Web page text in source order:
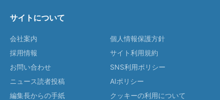
サイトについて
会社案内
採用情報
お問い合わせ
ニュース読者投稿
編集長からの手紙
個人情報保護方針
サイト利用規約
SNS利用ポリシー
AIポリシー
クッキーの利用について